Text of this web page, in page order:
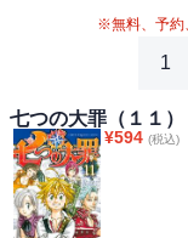
※無料、予約
1
七つの大罪（１１）
¥594 (税込)